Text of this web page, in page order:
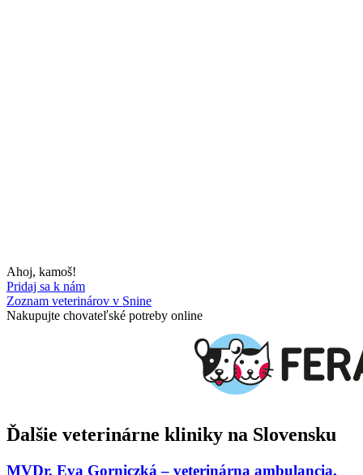
Ahoj, kamoš!
Pridaj sa k nám
Zoznam veterinárov v Snine
Nakupujte chovateľské potreby online
Ďalšie veterinárne kliniky na Slovensku
MVDr. Eva Gorniczká – veterinárna ambulancia,